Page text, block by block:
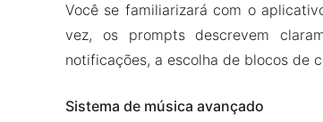
Você se familiarizará com o
vez, os prompts descrevem
notificações, a escolha de blocos de
Sistema de música avançado